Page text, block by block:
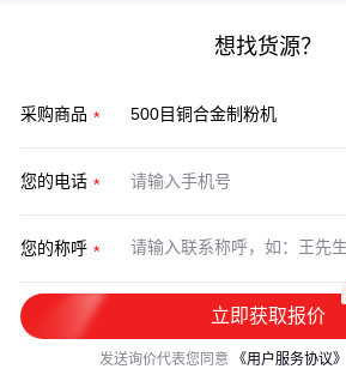
想找货源？
采购商品
您的电话
您的称呼
立即获取报价
发送询价代表您同意 《用户服务协议》